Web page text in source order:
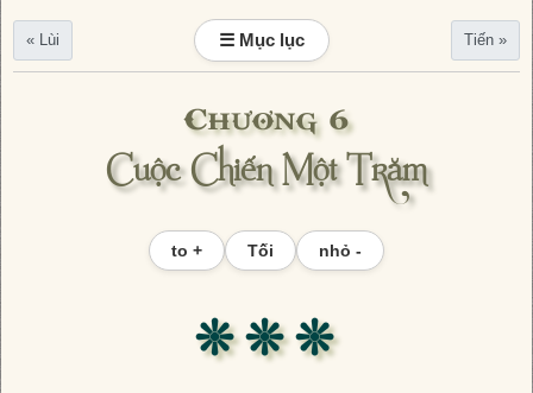
« Lùi ☰ Mục lục Tiến »
Chương 6
Cuộc Chiến Một Trăm
to + Tối nhỏ -
❊ ❊ ❊